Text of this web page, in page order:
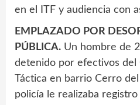
en el ITF y audiencia con
EMPLAZADO POR
PÚBLICA. Un hombre de
detenido por efectivos del
Táctica en barrio Cerro
policía le realizaba